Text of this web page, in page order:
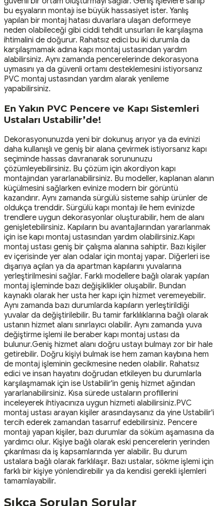
bu eşyaların montajı ise büyük hassasiyet ister. Yanlış
yapılan bir montaj hatası duvarlara ulaşan deformeye
neden olabileceği gibi ciddi tehdit unsurları ile karşılaşma
ihtimalini de doğurur. Rahatsız edici bu iki durumla da
karşılaşmamak adına kapı montaj ustasından yardım
alabilirsiniz. Aynı zamanda pencerelerinde dekorasyona
uymasını ya da güvenli ortamı desteklemesini istiyorsanız
PVC montaj ustasından yardım alarak yenileme
yapabilirsiniz.
En Yakın PVC Pencere ve Kapı Sistemleri
Ustaları Ustabilir’de!
Dekorasyonunuzda yeni bir dokunuş arıyor ya da evinizi
daha kullanışlı ve geniş bir alana çevirmek istiyorsanız kapı
seçiminde hassas davranarak sorununuzu
çözümleyebilirsiniz. Bu çözüm için akordiyon kapı
montajından yararlanabilirsiniz. Bu modeller, kaplanan alanın
küçülmesini sağlarken evinize modern bir görüntü
kazandırır. Aynı zamanda sürgülü sisteme sahip ürünler de
oldukça trenddir. Sürgülü kapı montajı ile hem evinizde
trendlere uygun dekorasyonlar oluşturabilir, hem de alanı
genişletebilirsiniz. Kapıların bu avantajlarından yararlanmak
için ise kapı montaj ustasından yardım olabilirsiniz.Kapı
montaj ustası geniş bir çalışma alanına sahiptir. Bazı kişiler
ev içerisinde yer alan odalar için montaj yapar. Diğerleri ise
dışarıya açılan ya da apartman kapılarını yuvalarına
yerleştirilmesini sağlar. Farklı modellere bağlı olarak yapılan
montaj işleminde bazı değişiklikler oluşabilir. Bundan
kaynaklı olarak her usta her kapı için hizmet veremeyebilir.
Aynı zamanda bazı durumlarda kapıların yerleştirildiği
yuvalar da değiştirilebilir. Bu tamir farklılıklarına bağlı olarak
ustanın hizmet alanı sınırlayıcı olabilir. Aynı zamanda yuva
değiştirme işlemi ile beraber kapı montaj ustası da
bulunur.Geniş hizmet alanı doğru ustayı bulmayı zor bir hale
getirebilir. Doğru kişiyi bulmak ise hem zaman kaybına hem
de montaj işleminin gecikmesine neden olabilir. Rahatsız
edici ve insan hayatını doğrudan etkileyen bu durumlarla
karşılaşmamak için ise Ustabilir'in geniş hizmet ağından
yararlanabilirsiniz. Kısa sürede ustaların profillerini
inceleyerek ihtiyacınıza uygun hizmeti alabilirsiniz.PVC
montaj ustası arayan kişiler arasındaysanız da yine Ustabilir'i
tercih ederek zamandan tasarruf edebilirsiniz. Pencere
montajı yapan kişiler, bazı durumlar da söküm aşamasına da
yardımcı olur. Kişiye bağlı olarak eski pencerelerin yerinden
çıkarılması da iş kapsamlarında yer alabilir. Bu durum
ustalara bağlı olarak farklılaşır. Bazı ustalar, sökme işlemi için
farklı bir kişiye yönlendirebilir ya da kendisi gerekli işlemleri
tamamlayabilir.
Sıkça Sorulan Sorular